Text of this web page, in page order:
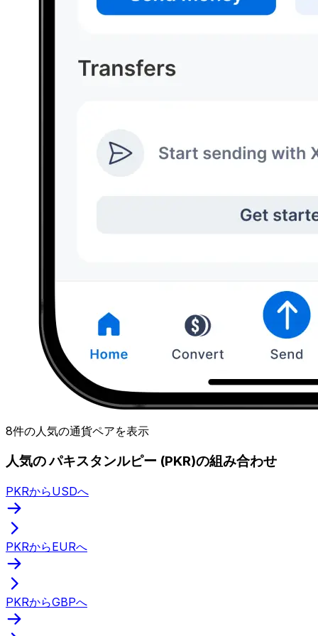
8件の人気の通貨ペアを表示
人気の パキスタンルピー (PKR)の組み合わせ
PKRからUSDへ
PKRからEURへ
PKRからGBPへ